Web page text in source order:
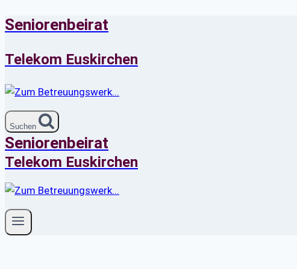
Zum
springen
Seniorenbeirat
Telekom Euskirchen
Suchen
Seniorenbeirat
Telekom Euskirchen